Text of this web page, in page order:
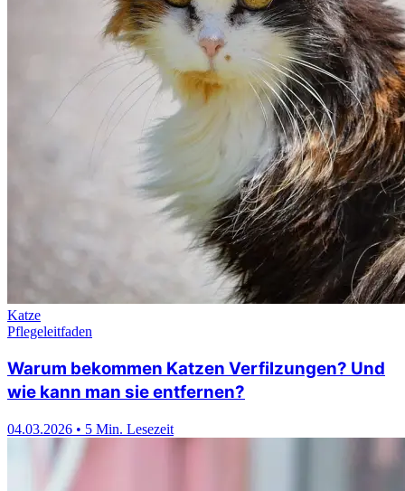
Katze
Pflegeleitfaden
Warum bekommen Katzen Verfilzungen? Und
wie kann man sie entfernen?
04.03.2026 • 5 Min. Lesezeit